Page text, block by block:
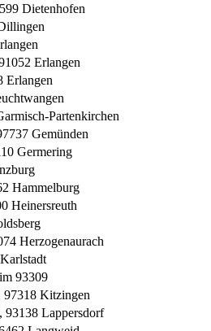
Dietenhofen
Erlangen
Erlangen
Partenkirchen
Gemünden
Germering
Hammelburg
Heinersreuth
Herzogenaurach
Karlstadt
93309
97318 Kitzingen
, 93138 Lappersdorf